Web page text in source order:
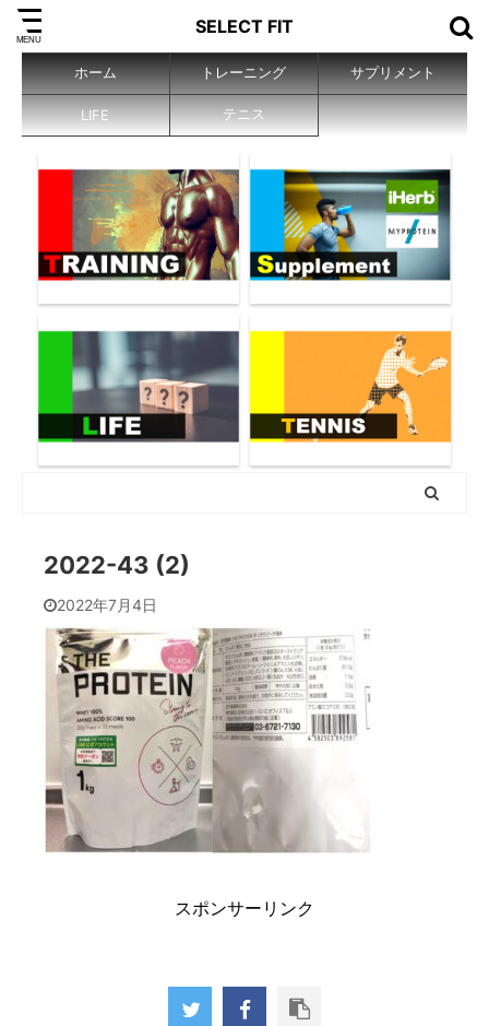
SELECT FIT
ホーム トレーニング サプリメント
LIFE テニス
2022-43 (2)
2022年7月4日
スポンサーリンク